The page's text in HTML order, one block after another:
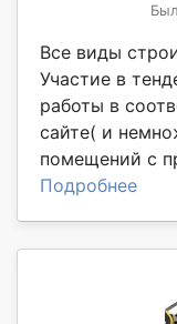
Все виды
Участие в
работы в
сайте( и
помещений с
Подробнее